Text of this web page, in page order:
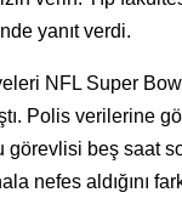
yanıt verdi.
NFL Super
Polis verilerine
görevlisi beş saat
nefes aldığını